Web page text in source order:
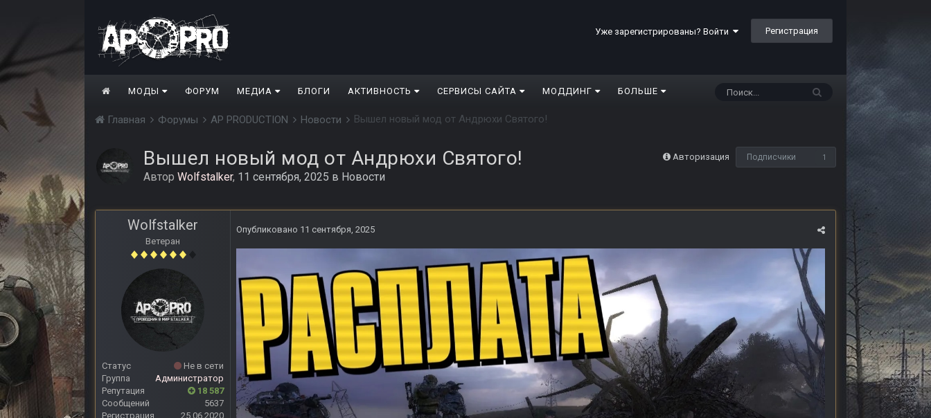
Уже зарегистрированы? Войти Регистрация
МОДЫ ФОРУМ МЕДИА БЛОГИ АКТИВНОСТЬ СЕРВИСЫ САЙТА МОДДИНГ БОЛЬШЕ
Главная Форумы AP PRODUCTION Новости Вышел новый мод от Андрюхи Святого!
Авторизация Подписчики 1
Вышел новый мод от Андрюхи Святого!
Автор Wolfstalker, 11 сентября, 2025 в Новости
Wolfstalker
Ветеран
Статус
Не в сети
Группа
Администратор
Репутация
18 587
Сообщений
5637
Регистрация
25.06.2020
Опубликовано 11 сентября, 2025